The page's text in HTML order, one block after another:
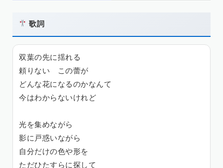
歌詞
双葉の先に揺れる
頼りない この蕾が
どんな花になるのかなんて
今はわからないけれど
光を集めながら
影に戸惑いながら
自分だけの色や形を
ただひたすらに探して